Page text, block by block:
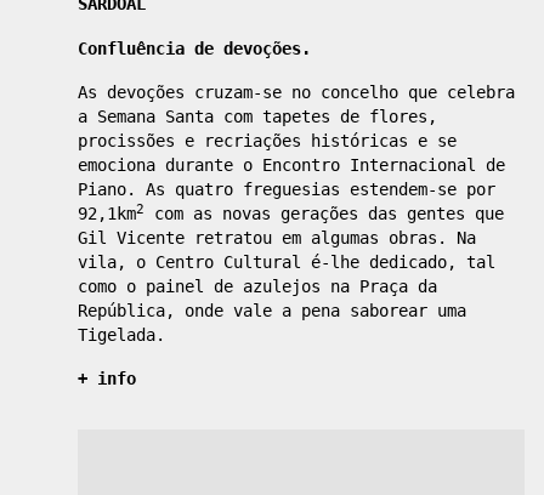
Confluência de devoções.
As devoções cruzam-se no concelho que celebra
a Semana Santa com tapetes de flores,
procissões e recriações históricas e se
emociona durante o Encontro Internacional de
Piano. As quatro freguesias estendem-se por
92,1km2
com as novas gerações das gentes que
Gil Vicente retratou em algumas obras. Na
vila, o Centro Cultural é-lhe dedicado, tal
como o painel de azulejos na Praça da
República, onde vale a pena saborear uma
Tigelada.
+ info